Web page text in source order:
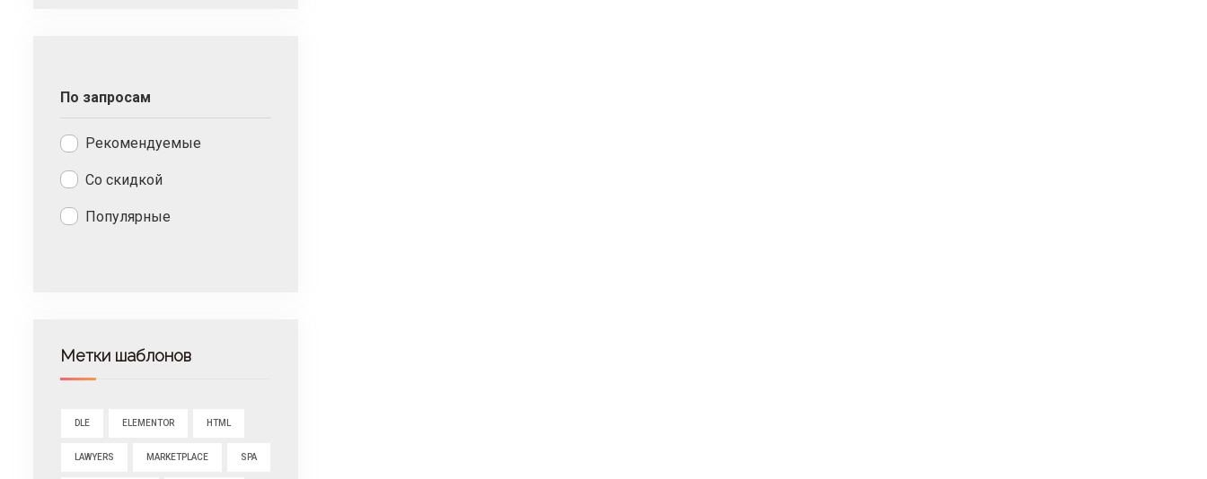
По запросам
Рекомендуемые
Со скидкой
Популярные
Метки шаблонов
DLE ELEMENTOR HTML
LAWYERS MARKETPLACE SPA